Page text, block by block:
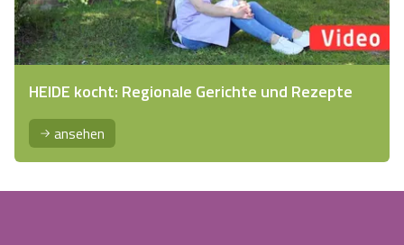
HEIDE kocht: Regionale Gerichte und Rezepte
ansehen